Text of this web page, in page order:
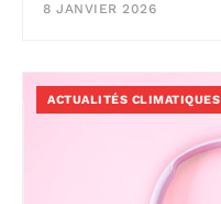
8 JANVIER 2026
ACTUALITÉS CLIMATIQUES